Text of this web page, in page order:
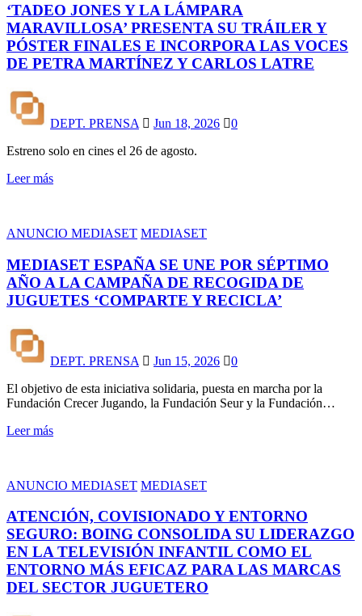
‘TADEO JONES Y LA LÁMPARA
MARAVILLOSA’ PRESENTA SU TRÁILER Y
PÓSTER FINALES E INCORPORA LAS VOCES
DE PETRA MARTÍNEZ Y CARLOS LATRE
DEPT. PRENSA Jun 18, 2026
0
Estreno solo en cines el 26 de agosto.
Leer más
ANUNCIO MEDIASET MEDIASET
MEDIASET ESPAÑA SE UNE POR SÉPTIMO
AÑO A LA CAMPAÑA DE RECOGIDA DE
JUGUETES ‘COMPARTE Y RECICLA’
DEPT. PRENSA Jun 15, 2026
0
El objetivo de esta iniciativa solidaria, puesta en marcha por la
Fundación Crecer Jugando, la Fundación Seur y la Fundación…
Leer más
ANUNCIO MEDIASET MEDIASET
ATENCIÓN, COVISIONADO Y ENTORNO
SEGURO: BOING CONSOLIDA SU LIDERAZGO
EN LA TELEVISIÓN INFANTIL COMO EL
ENTORNO MÁS EFICAZ PARA LAS MARCAS
DEL SECTOR JUGUETERO